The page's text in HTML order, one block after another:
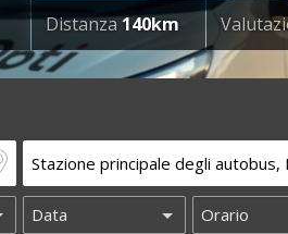
Distanza140km